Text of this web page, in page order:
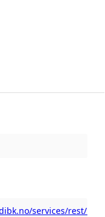
services/rest/